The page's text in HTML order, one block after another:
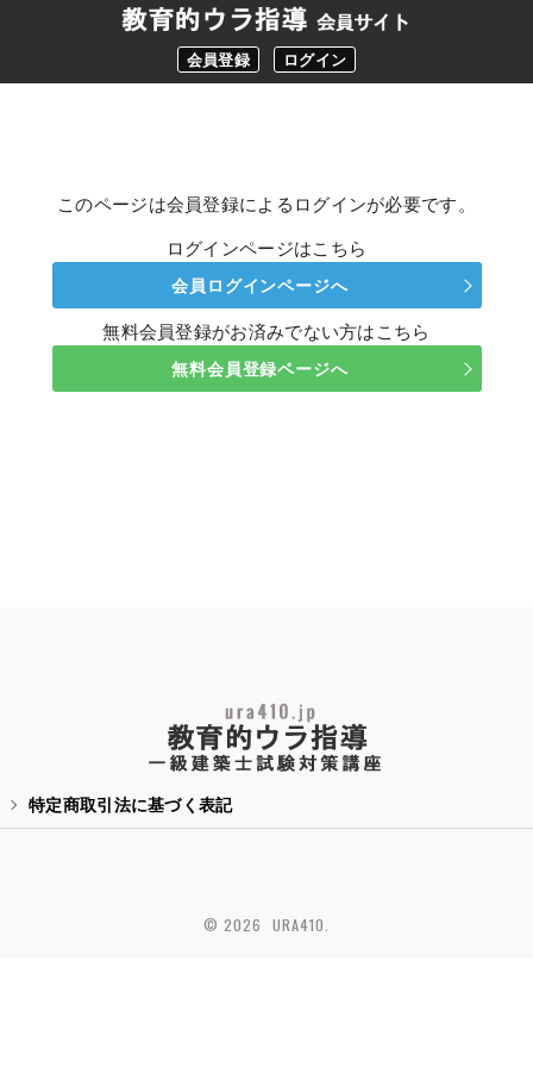
会員登録 ログイン
このページは会員登録によるログインが必要です。
ログインページはこちら
会員ログインページへ
無料会員登録がお済みでない方はこちら
無料会員登録ページへ
特定商取引法に基づく表記
© 2026 URA410.